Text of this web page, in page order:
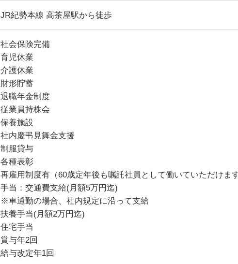
JR紀勢本線 高茶屋駅から徒歩
社会保険完備
育児休業
介護休業
財形貯蓄
退職年金制度
従業員持株会
保養施設
社内慶弔見舞金支援
制服貸与
各種表彰
再雇用制度有（60歳定年後も嘱託社員として働いていただけま
手当：交通費支給(月額5万円迄)
※車通勤の場合、社内規定に沿って支給
扶養手当(月額2万円迄)
住宅手当
賞与年2回
給与改定年1回